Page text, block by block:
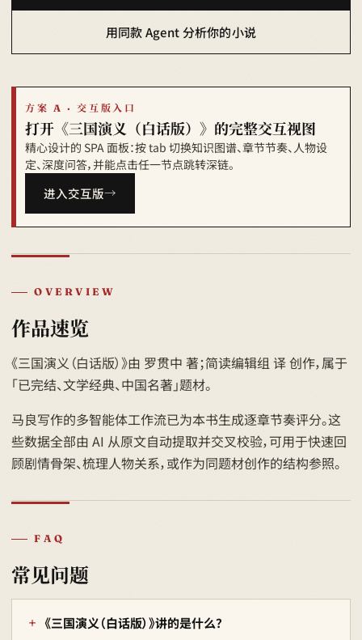
用同款 Agent 分析你的小说
方案 A · 交互版入口
打开《三国演义（白话版）》的完整交互视图
精心设计的 SPA 面板：按 tab 切换知识图谱、章节节奏、人物设
定、深度问答，并能点击任一节点跳转深链。
进入交互版
OVERVIEW
作品速览
《三国演义（白话版）》由 罗贯中 著；简读编辑组 译 创作，属于
「已完结、文学经典、中国名著」题材。
马良写作的多智能体工作流已为本书生成逐章节奏评分。这
些数据全部由 AI 从原文自动提取并交叉校验，可用于快速回
顾剧情骨架、梳理人物关系，或作为同题材创作的结构参照。
FAQ
常见问题
《三国演义（白话版）》讲的是什么？